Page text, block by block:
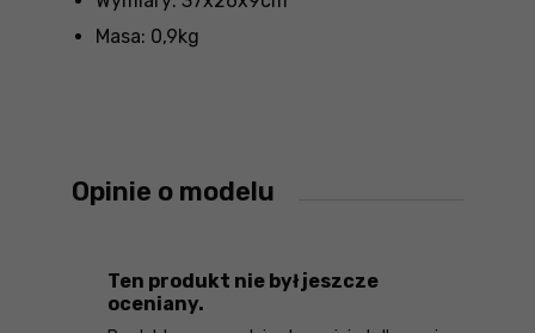
Masa: 0,9kg
Opinie o modelu
Ten produkt nie był jeszcze
oceniany.